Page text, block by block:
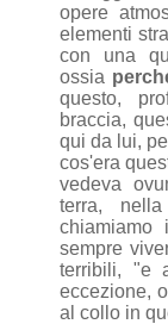
opere
elementi
con una
ossia
questo,
braccia,
qui da lui,
cos'era
vedeva
terra,
chiamiamo
sempre
terribili, "e
eccezione,
al collo in